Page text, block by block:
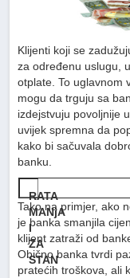
Klijenti koji se
za određenu uslugu,
otplate. To uglavnom
mogu da trguju sa
izdejstvuju povoljnije
uvijek spremna da
kako bi sačuvala
banku.
RATA
MANjA
I
ZA
STAN
Tako na primjer, ako
je banka smanjila
klijent zatraži od
Obično banka tvrdi
pratećih troškova, ali